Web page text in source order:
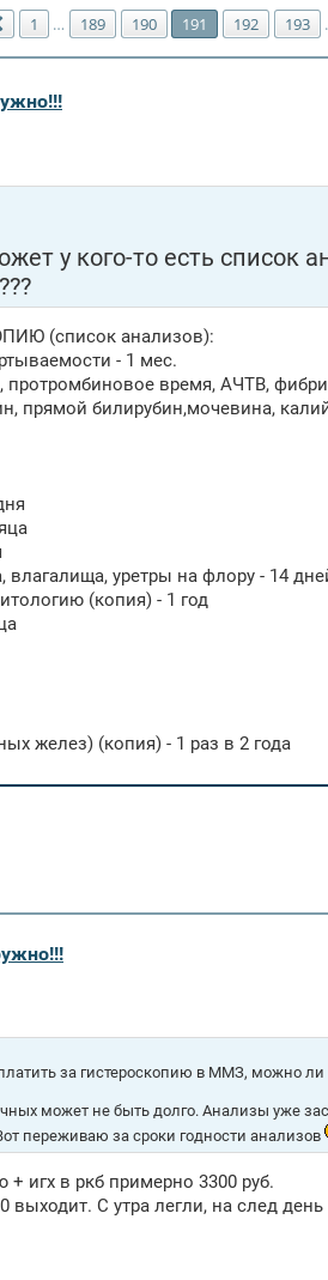
191 из195
Пред.
1 … 189 190 191 192 193
у кого-то есть список
(список анализов):
- 1 мес.
протромбиновое время, АЧТВ,
прямой билирубин,мочевина,
влагалища, уретры на флору - 14
(копия) - 1 год
желез) (копия) - 1 раз в 2 года
за гистероскопию в ММЗ, можно
может не быть долго. Анализы уже
переживаю за сроки годности анализов
игх в ркб примерно 3300 руб.
выходит. С утра легли, на след